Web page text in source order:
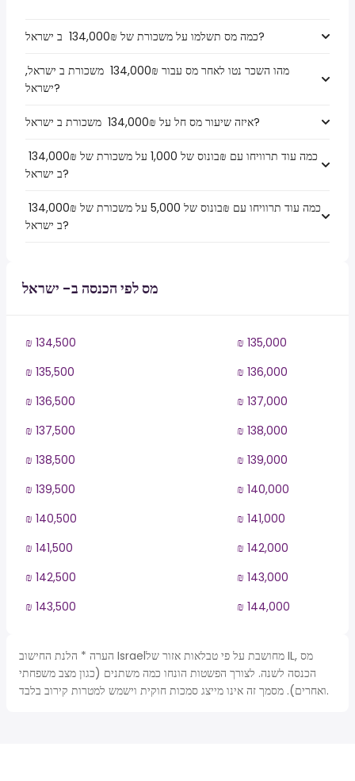
כמה מס תשלמו על משכורת של ₪‏134,000 ‏ ב ישראל?
מהו השכר נטו לאחר מס עבור ₪‏134,000 ‏ משכורת ב ישראל,
ישראל?
איזה שיעור מס חל על ₪‏134,000 ‏ משכורת ב ישראל?
ב ישראל?
ב ישראל?
מס לפי הכנסה ב- ישראל
₪ 134,500
₪ 135,000
₪ 135,500
₪ 136,000
₪ 136,500
₪ 137,000
₪ 137,500
₪ 138,000
₪ 138,500
₪ 139,000
₪ 139,500
₪ 140,000
₪ 140,500
₪ 141,000
₪ 141,500
₪ 142,000
₪ 142,500
₪ 143,000
₪ 143,500
₪ 144,000
הערה * הלנת החישוב Israelמחושבת על פי טבלאות אזור של IL, מס
הכנסה לשנה. לצורך הפשטות הונחו כמה משתנים (כגון מצב משפחתי
ואחרים). מסמך זה אינו מייצג סמכות חוקית וישמש למטרות קירוב בלבד.